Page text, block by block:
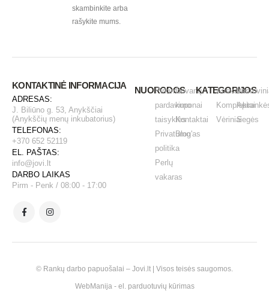
skambinkite arba
rašykite mums.
KONTAKTINĖ INFORMACIJA
ADRESAS:
J. Biliūno g. 53, Anykščiai
(Anykščių menų inkubatorius)
TELEFONAS:
+370 652 52119
EL. PAŠTAS:
info@jovi.lt
DARBO LAIKAS
Pirm - Penk / 08:00 - 17:00
NUORODOS
Pirkimo -
pardavimo
taisyklės
Privatumo
politika
Perlų
vakaras
Dovanų
kuponai
Kontaktai
Blog'as
KATEGORIJOS
Auskarai
Komplektai
VėriniaiSegės
© Rankų darbo papuošalai – Jovi.lt | Visos teisės saugomos.
WebManija- el. parduotuvių kūrimas